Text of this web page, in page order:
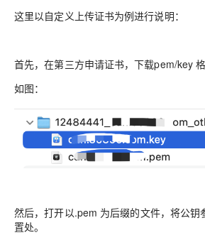
这里以自定义上传证书为例进行说明：
首先，在第三方申请证书，下载pem/key
如图：
然后，打开以.pem 为后缀的文件，将公钥
置处。